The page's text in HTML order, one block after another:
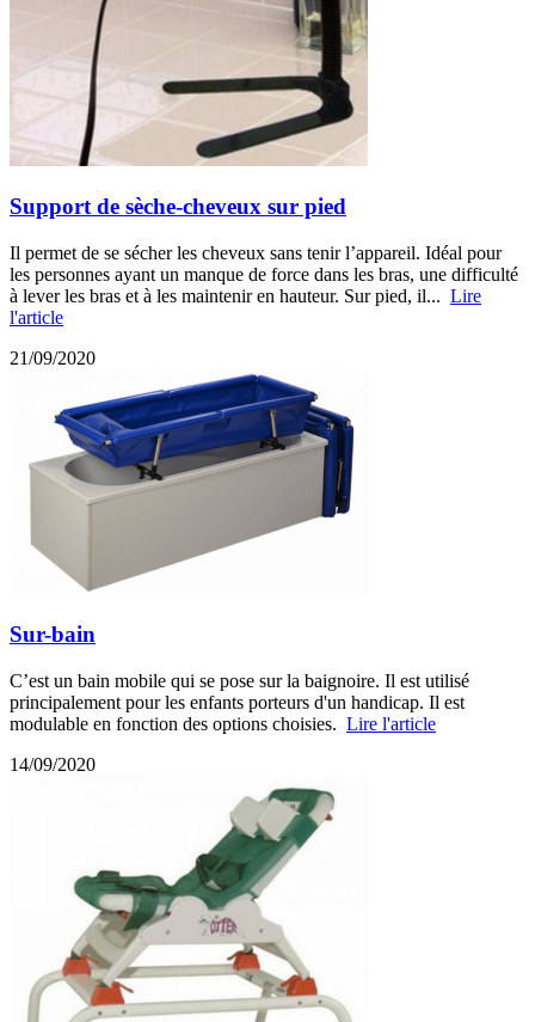
Support de sèche-cheveux sur pied
Il permet de se sécher les cheveux sans tenir l’appareil. Idéal pour
les personnes ayant un manque de force dans les bras, une difficulté
à lever les bras et à les maintenir en hauteur. Sur pied, il... Lire
l'article
21/09/2020
Sur-bain
C’est un bain mobile qui se pose sur la baignoire. Il est utilisé
principalement pour les enfants porteurs d'un handicap. Il est
modulable en fonction des options choisies. Lire l'article
14/09/2020